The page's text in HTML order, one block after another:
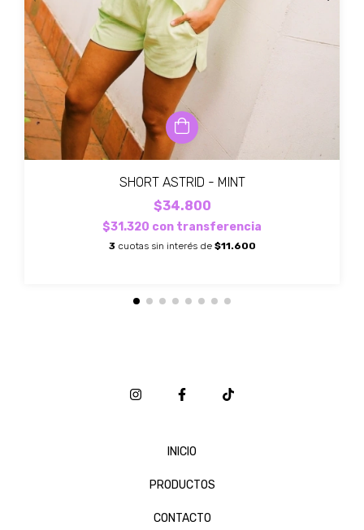
SHORT ASTRID - MINT
$34.800
$31.320 con transferencia
3 cuotas sin interés de $11.600
INICIO
PRODUCTOS
CONTACTO